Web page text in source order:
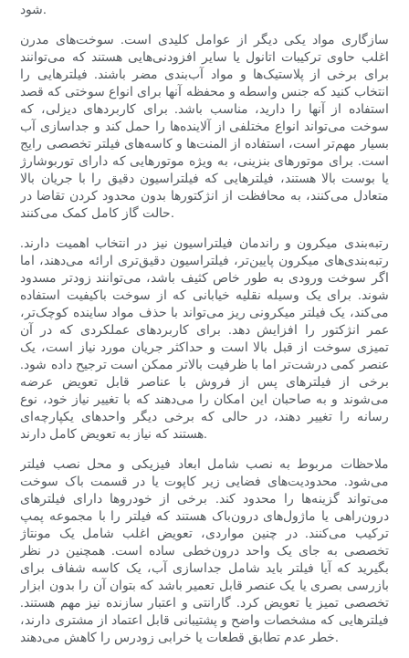
شود.
سازگاری مواد یکی دیگر از عوامل کلیدی است. سوخت‌های مدرن
اغلب حاوی ترکیبات اتانول یا سایر افزودنی‌هایی هستند که می‌توانند
برای برخی از پلاستیک‌ها و مواد آب‌بندی مضر باشند. فیلترهایی را
انتخاب کنید که جنس واسطه و محفظه آنها برای انواع سوختی که قصد
استفاده از آنها را دارید، مناسب باشد. برای کاربردهای دیزلی، که
سوخت می‌تواند انواع مختلفی از آلاینده‌ها را حمل کند و جداسازی آب
بسیار مهم‌تر است، استفاده از المنت‌ها و کاسه‌های فیلتر تخصصی رایج
است. برای موتورهای بنزینی، به ویژه موتورهایی که دارای توربوشارژ
یا بوست بالا هستند، فیلترهایی که فیلتراسیون دقیق را با جریان بالا
متعادل می‌کنند، به محافظت از انژکتورها بدون محدود کردن تقاضا در
حالت گاز کامل کمک می‌کنند.
رتبه‌بندی میکرون و راندمان فیلتراسیون نیز در انتخاب اهمیت دارند.
رتبه‌بندی‌های میکرون پایین‌تر، فیلتراسیون دقیق‌تری ارائه می‌دهند، اما
اگر سوخت ورودی به طور خاص کثیف باشد، می‌توانند زودتر مسدود
شوند. برای یک وسیله نقلیه خیابانی که از سوخت باکیفیت استفاده
می‌کند، یک فیلتر میکرونی ریز می‌تواند با حذف مواد ساینده کوچک‌تر،
عمر انژکتور را افزایش دهد. برای کاربردهای عملکردی که در آن
تمیزی سوخت از قبل بالا است و حداکثر جریان مورد نیاز است، یک
عنصر کمی درشت‌تر اما با ظرفیت بالاتر ممکن است ترجیح داده شود.
برخی از فیلترهای پس از فروش با عناصر قابل تعویض عرضه
می‌شوند و به صاحبان این امکان را می‌دهند که با تغییر نیاز خود، نوع
رسانه را تغییر دهند، در حالی که برخی دیگر واحدهای یکپارچه‌ای
هستند که نیاز به تعویض کامل دارند.
ملاحظات مربوط به نصب شامل ابعاد فیزیکی و محل نصب فیلتر
می‌شود. محدودیت‌های فضایی زیر کاپوت یا در قسمت باک سوخت
می‌تواند گزینه‌ها را محدود کند. برخی از خودروها دارای فیلترهای
درون‌راهی یا ماژول‌های درون‌باک هستند که فیلتر را با مجموعه پمپ
ترکیب می‌کنند. در چنین مواردی، تعویض اغلب شامل یک مونتاژ
تخصصی به جای یک واحد درون‌خطی ساده است. همچنین در نظر
بگیرید که آیا فیلتر باید شامل جداسازی آب، یک کاسه شفاف برای
بازرسی بصری یا یک عنصر قابل تعمیر باشد که بتوان آن را بدون ابزار
تخصصی تمیز یا تعویض کرد. گارانتی و اعتبار سازنده نیز مهم هستند.
فیلترهایی که مشخصات واضح و پشتیبانی قابل اعتماد از مشتری دارند،
خطر عدم تطابق قطعات یا خرابی زودرس را کاهش می‌دهند.